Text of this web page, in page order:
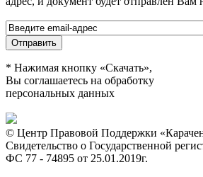
* Нажимая кнопку «Скачать»,
Вы соглашаетесь на обработку
персональных данных
© Центр Правовой Поддержки
Свидетельство о Государственной
ФС 77 - 74895 от 25.01.2019г.